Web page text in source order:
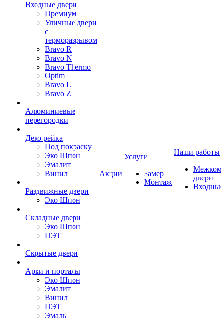
Входные двери
Премиум
Уличные двери
с
терморазрывом
Bravo R
Bravo N
Bravo Thermo
Optim
Bravo L
Bravo Z
Алюминиевые
перегородки
Деко рейка
Под покраску
Эко Шпон
Эмалит
Винил
Раздвижные двери
Эко Шпон
Складные двери
Эко Шпон
ПЭТ
Скрытые двери
Арки и порталы
Эко Шпон
Эмалит
Винил
ПЭТ
Эмаль
Акции
Услуги
Замер
Монтаж
Наши работы
двери